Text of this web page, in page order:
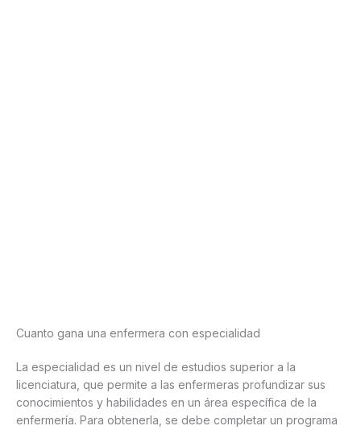
Cuanto gana una enfermera con especialidad
La especialidad es un nivel de estudios superior a la
licenciatura, que permite a las enfermeras profundizar sus
conocimientos y habilidades en un área específica de la
enfermería. Para obtenerla, se debe completar un programa